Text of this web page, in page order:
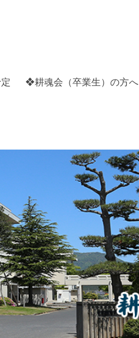
❖耕魂会（卒業生）の方へ